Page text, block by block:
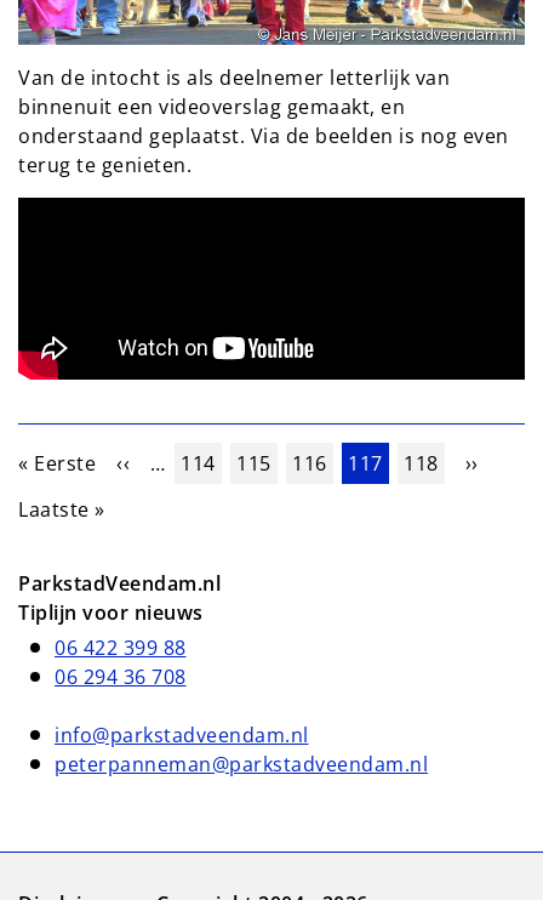
Van de intocht is als deelnemer letterlijk van
binnenuit een videoverslag gemaakt, en
onderstaand geplaatst. Via de beelden is nog even
terug te genieten.
Paginering
Eerste pagina
« Eerste Vorige pagina
‹‹ … Pagina
114 Pagina
115 Pagina
116 Huidige pagina
117 Pagina
118
››
Laatste pagina
Laatste »
ParkstadVeendam.nl
Tiplijn voor nieuws
06 422 399 88
06 294 36 708
info@parkstadveendam.nl
peterpanneman@parkstadveendam.nl